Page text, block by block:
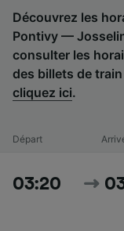
Découvrez les
Pontivy —
consulter les
des billets de
cliquez ici.
Départ
03:20